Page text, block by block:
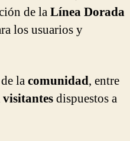
de laLínea Dorada
los usuarios y
lacomunidad, entre
visitantesdispuestos a